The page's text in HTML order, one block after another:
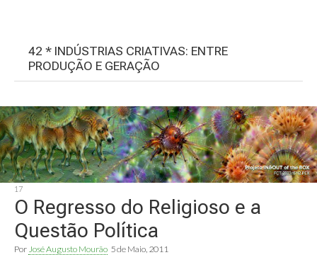
42 * INDÚSTRIAS CRIATIVAS: ENTRE
PRODUÇÃO E GERAÇÃO
17
O Regresso do Religioso e a
Questão Política
Por José Augusto Mourão 5 de Maio, 2011